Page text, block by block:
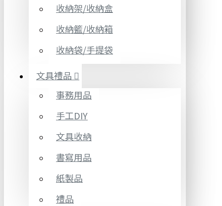
收納架/收納盒
收納籃/收納箱
收納袋/手提袋
文具禮品
事務用品
手工DIY
文具收納
書寫用品
紙製品
禮品